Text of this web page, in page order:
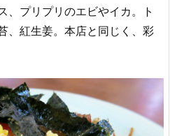
、プリプリのエビやイカ。ト
、紅生姜。本店と同じく、彩